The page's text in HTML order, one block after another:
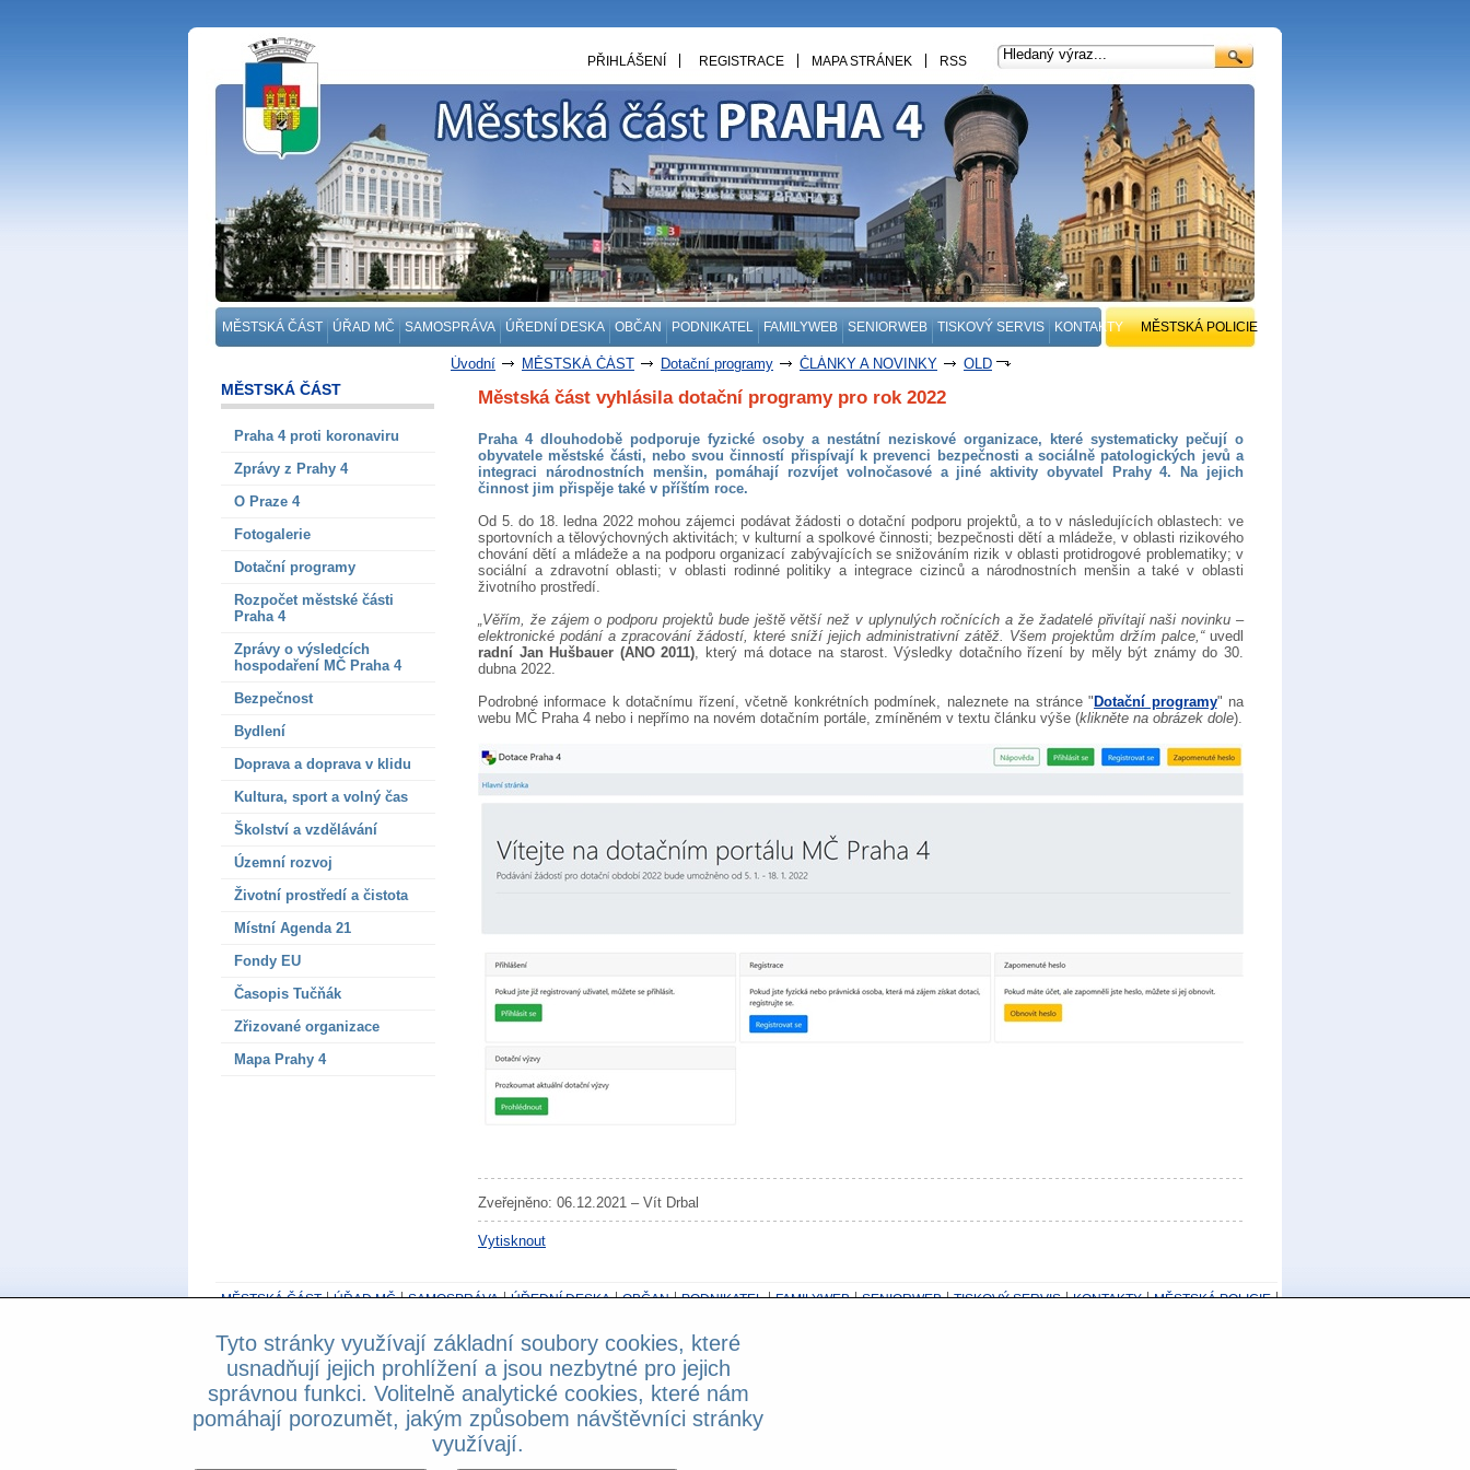
MĚSTSKÁ ČÁST ÚŘAD MČ SAMOSPRÁVA ÚŘEDNÍ DESKA OBČAN PODNIKATEL FAMILYWEB SENIORWEB TISKOVÝ SERVIS KONTAKTY MĚSTSKÁ POLICIE
PŘIHLÁŠENÍ REGISTRACE MAPA STRÁNEK RSS
Úvodní MĚSTSKÁ ČÁST Dotační programy ČLÁNKY A NOVINKY OLD
MĚSTSKÁ ČÁST
Praha 4 proti koronaviru
Zprávy z Prahy 4
O Praze 4
Fotogalerie
Dotační programy
Rozpočet městské části
Praha 4
Zprávy o výsledcích
hospodaření MČ Praha 4
Bezpečnost
Bydlení
Doprava a doprava v klidu
Kultura, sport a volný čas
Školství a vzdělávání
Územní rozvoj
Životní prostředí a čistota
Místní Agenda 21
Fondy EU
Časopis Tučňák
Zřizované organizace
Mapa Prahy 4
Městská část vyhlásila dotační programy pro rok 2022
Praha 4 dlouhodobě podporuje fyzické osoby a nestátní neziskové organizace, které systematicky pečují o
obyvatele městské části, nebo svou činností přispívají k prevenci bezpečnosti a sociálně patologických jevů a
integraci národnostních menšin, pomáhají rozvíjet volnočasové a jiné aktivity obyvatel Prahy 4. Na jejich
činnost jim přispěje také v příštím roce.
Od 5. do 18. ledna 2022 mohou zájemci podávat žádosti o dotační podporu projektů, a to v následujících oblastech: ve
sportovních a tělovýchovných aktivitách; v kulturní a spolkové činnosti; bezpečnosti dětí a mládeže, v oblasti rizikového
chování dětí a mládeže a na podporu organizací zabývajících se snižováním rizik v oblasti protidrogové problematiky; v
sociální a zdravotní oblasti; v oblasti rodinné politiky a integrace cizinců a národnostních menšin a také v oblasti
životního prostředí.
„Věřím, že zájem o podporu projektů bude ještě větší než v uplynulých ročnících a že žadatelé přivítají naši novinku –
elektronické podání a zpracování žádostí, které sníží jejich administrativní zátěž. Všem projektům držím palce,“ uvedl
radní Jan Hušbauer (ANO 2011) , který má dotace na starost. Výsledky dotačního řízení by měly být známy do 30.
dubna 2022.
Podrobné informace k dotačnímu řízení, včetně konkrétních podmínek, naleznete na stránce "Dotační programy" na
webu MČ Praha 4 nebo i nepřímo na novém dotačním portále, zmíněném v textu článku výše (klikněte na obrázek dole).
Zveřejněno: 06.12.2021 – Vít Drbal
Vytisknout
MĚSTSKÁ ČÁST ÚŘAD MČ SAMOSPRÁVA ÚŘEDNÍ DESKA OBČAN PODNIKATEL FAMILYWEB SENIORWEB TISKOVÝ SERVIS KONTAKTY MĚSTSKÁ POLICIE
800 194 237- Základní informační linka bez možnosti přepojování!
Prohlášení o přístupnosti
Copyright © 2013 Městská část Praha 4, Antala Staška 2059/80b, 140 46 Praha 4 - Krč; Powered by
Tyto stránky využívají základní soubory cookies, které
usnadňují jejich prohlížení a jsou nezbytné pro jejich
správnou funkci. Volitelně analytické cookies, které nám
pomáhají porozumět, jakým způsobem návštěvníci stránky
využívají.